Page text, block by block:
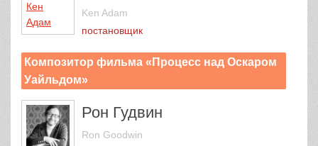
Ken Adam
постановщик
Композитор фильма «Процесс над Оскаром
Уайльдом»
Рон Гудвин
Ron Goodwin